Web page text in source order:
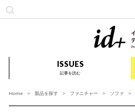
ISSUES
記事を読む
Home 製品を探す ファニチャー ソファ